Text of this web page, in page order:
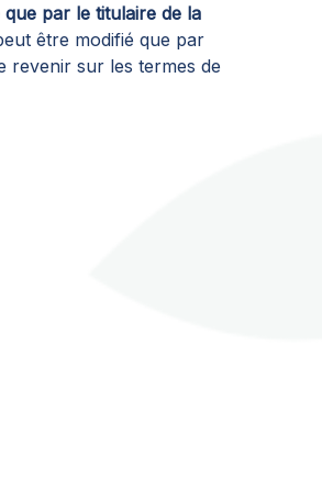
par le titulaire de la
être modifié que par
revenir sur les termes de